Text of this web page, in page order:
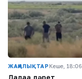
ЖАҢАЛЫҚТАР Кеше, 18:06
Далаға дәрет